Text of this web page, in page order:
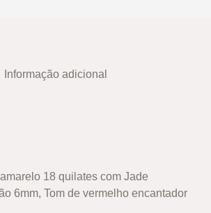
Informação adicional
18 quilates com Jade
6mm, Tom de vermelho encantador